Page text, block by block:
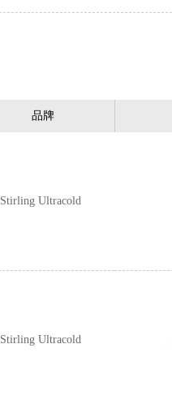
品牌
Stirling Ultracold
Stirling Ultracold